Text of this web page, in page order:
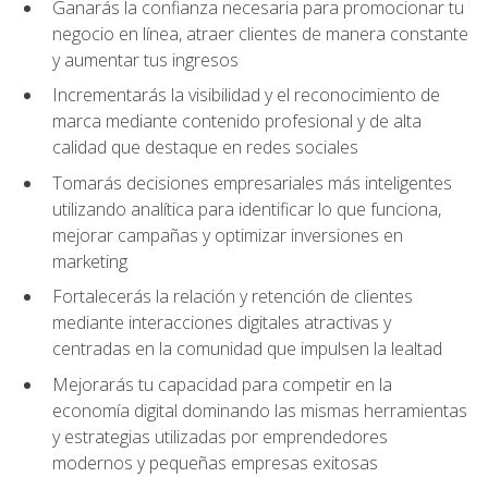
Ganarás la confianza necesaria para promocionar tu
negocio en línea, atraer clientes de manera constante
y aumentar tus ingresos
Incrementarás la visibilidad y el reconocimiento de
marca mediante contenido profesional y de alta
calidad que destaque en redes sociales
Tomarás decisiones empresariales más inteligentes
utilizando analítica para identificar lo que funciona,
mejorar campañas y optimizar inversiones en
marketing
Fortalecerás la relación y retención de clientes
mediante interacciones digitales atractivas y
centradas en la comunidad que impulsen la lealtad
Mejorarás tu capacidad para competir en la
economía digital dominando las mismas herramientas
y estrategias utilizadas por emprendedores
modernos y pequeñas empresas exitosas